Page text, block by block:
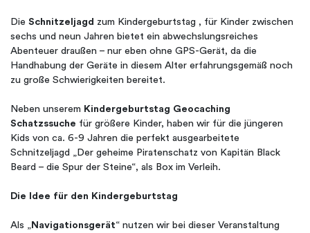
Die Schnitzeljagd zum Kindergeburtstag , für Kinder zwischen
sechs und neun Jahren bietet ein abwechslungsreiches
Abenteuer draußen – nur eben ohne GPS-Gerät, da die
Handhabung der Geräte in diesem Alter erfahrungsgemäß noch
zu große Schwierigkeiten bereitet.
Neben unserem Kindergeburtstag Geocaching
Schatzssuche für größere Kinder, haben wir für die jüngeren
Kids von ca. 6-9 Jahren die perfekt ausgearbeitete
Schnitzeljagd „Der geheime Piratenschatz von Kapitän Black
Beard – die Spur der Steine“, als Box im Verleih.
Die Idee für den Kindergeburtstag
Als „ Navigationsgerät“ nutzen wir bei dieser Veranstaltung